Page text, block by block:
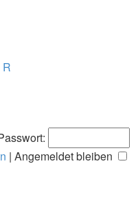
| Angemeldet bleiben